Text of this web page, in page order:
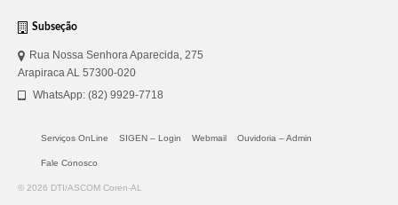
Subseção
Rua Nossa Senhora Aparecida, 275
Arapiraca AL 57300-020
WhatsApp: (82) 9929-7718
Serviços OnLine SIGEN – Login Webmail Ouvidoria – Admin
Fale Conosco
© 2026 DTI/ASCOM Coren-AL